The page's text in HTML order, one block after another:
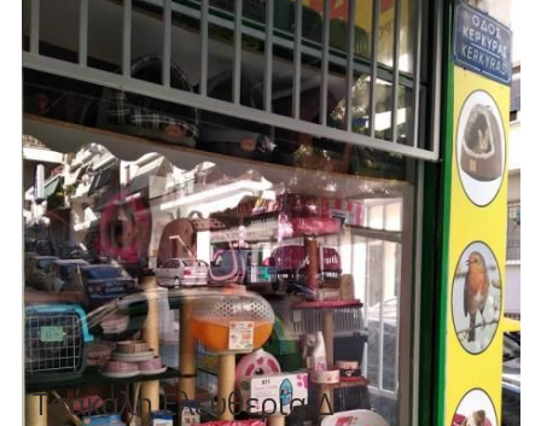
Τσάκαλη Ελευθερία Δ